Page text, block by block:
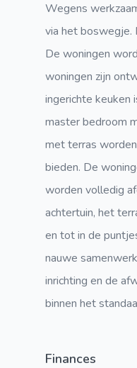
Wegens
via het boswegje.
De woningen
woningen zijn
ingerichte keuken
master bedroom
met terras
bieden. De
worden volledig
achtertuin, het
en tot in de
nauwe
inrichting en de
binnen het
Finances